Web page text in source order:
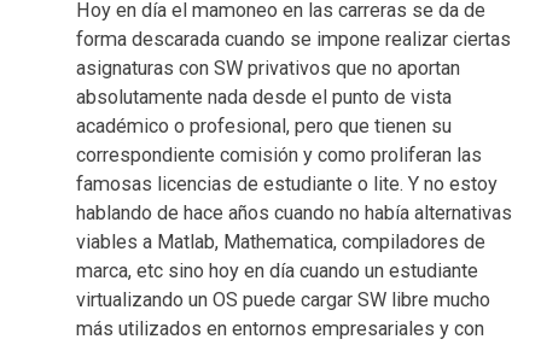
Hoy en día el mamoneo en las carreras se da de
forma descarada cuando se impone realizar ciertas
asignaturas con SW privativos que no aportan
absolutamente nada desde el punto de vista
académico o profesional, pero que tienen su
correspondiente comisión y como proliferan las
famosas licencias de estudiante o lite. Y no estoy
hablando de hace años cuando no había alternativas
viables a Matlab, Mathematica, compiladores de
marca, etc sino hoy en día cuando un estudiante
virtualizando un OS puede cargar SW libre mucho
más utilizados en entornos empresariales y con